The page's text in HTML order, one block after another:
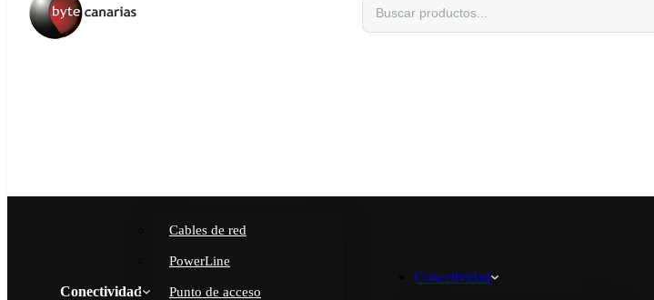
Buscar
Conectividad
Cables de red
PowerLine
Punto de acceso
Conectividad